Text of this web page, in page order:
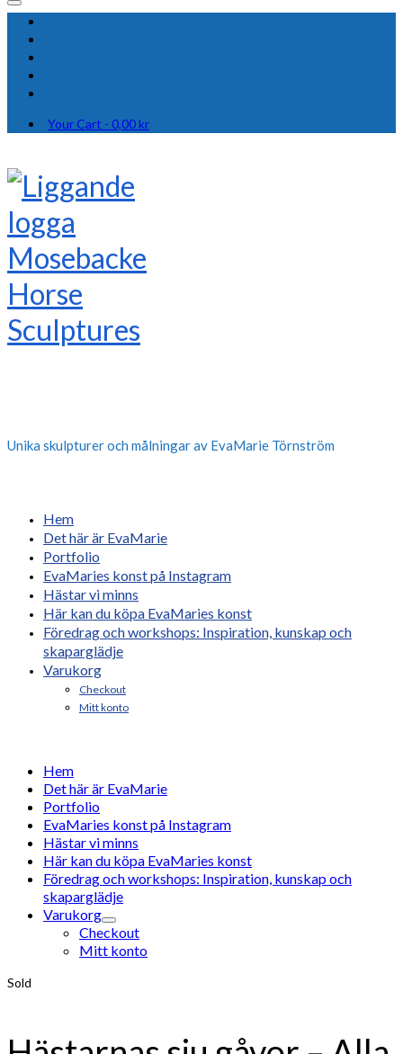
Your Cart - 0,00kr
Unika skulpturer och målningar av EvaMarie Törnström
Hem
Det här är EvaMarie
Portfolio
EvaMaries konst på Instagram
Hästar vi minns
Här kan du köpa EvaMaries konst
Föredrag och workshops: Inspiration, kunskap och
skaparglädje
Varukorg
Checkout
Mitt konto
Hem
Det här är EvaMarie
Portfolio
EvaMaries konst på Instagram
Hästar vi minns
Här kan du köpa EvaMaries konst
Föredrag och workshops: Inspiration, kunskap och
skaparglädje
Varukorg
Checkout
Mitt konto
Sold